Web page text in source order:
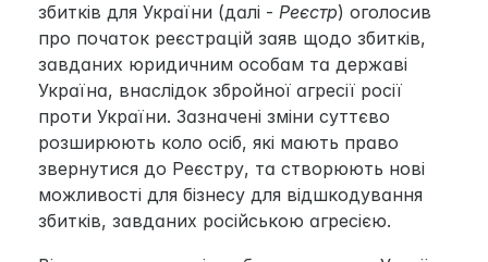
збитків для України (далі - Реєстр) оголосив
про початок реєстрацій заяв щодо збитків,
завданих юридичним особам та державі
Україна, внаслідок збройної агресії росії
проти України. Зазначені зміни суттєво
розширюють коло осіб, які мають право
звернутися до Реєстру, та створюють нові
можливості для бізнесу для відшкодування
збитків, завданих російською агресією.